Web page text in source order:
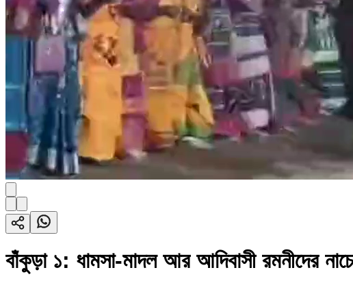
বাঁকুড়া ১: ধামসা-মাদল আর আদিবাসী রমনীদের